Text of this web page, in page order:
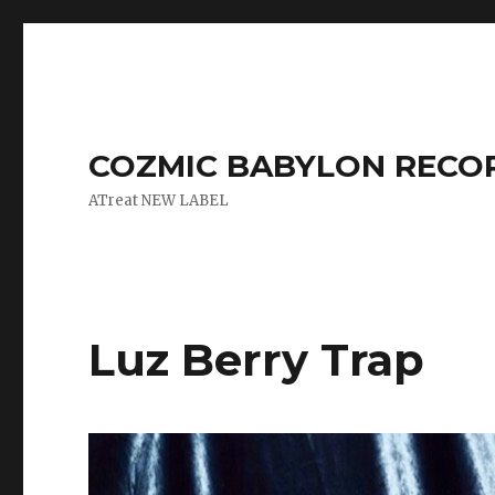
COZMIC BABYLON
ATreat NEW LABEL
Luz Berry Trap